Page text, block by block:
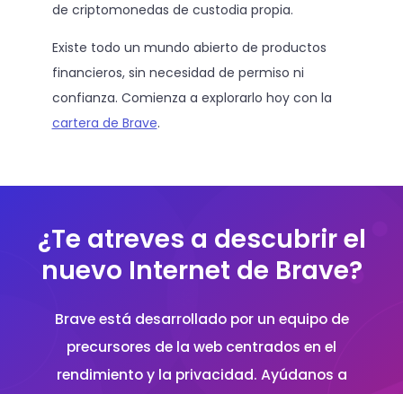
de criptomonedas de custodia propia.
Existe todo un mundo abierto de productos
financieros, sin necesidad de permiso ni
confianza. Comienza a explorarlo hoy con la
cartera de Brave.
¿Te atreves a descubrir el
nuevo Internet de Brave?
Brave está desarrollado por un equipo de
precursores de la web centrados en el
rendimiento y la privacidad. Ayúdanos a